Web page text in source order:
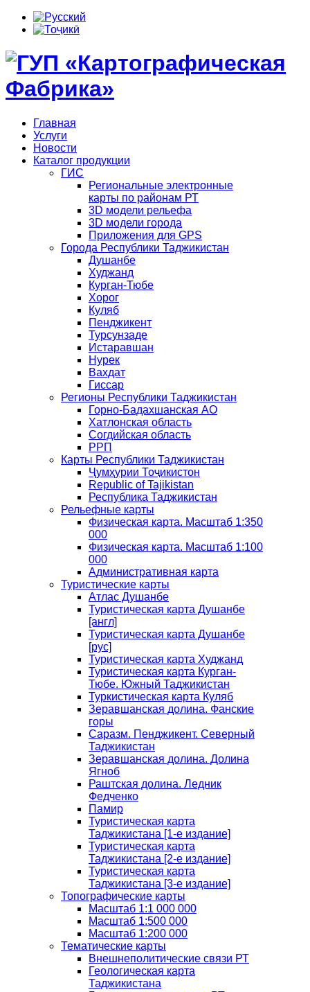
Главная
Услуги
Новости
Каталог продукции
ГИС
Региональные электронные
карты по районам РТ
3D модели рельефа
3D модели города
Приложения для GPS
Города Республики Таджикистан
Душанбе
Худжанд
Курган-Тюбе
Хорог
Куляб
Пенджикент
Турсунзаде
Истаравшан
Нурек
Вахдат
Гиссар
Регионы Республики Таджикистан
Горно-Бадахшанская АО
Хатлонская область
Согдийская область
РРП
Карты Республики Таджикистан
Ҷумҳурии Тоҷикистон
Republic of Tajikistan
Республика Таджикистан
Рельефные карты
Физическая карта. Масштаб 1:350
000
Физическая карта. Масштаб 1:100
000
Административная карта
Туристические карты
Атлас Душанбе
Туристическая карта Душанбе
[англ]
Туристическая карта Душанбе
[рус]
Туристическая карта Худжанд
Туристическая карта Курган-
Тюбе. Южный Таджикистан
Туркистическая карта Куляб
Зеравшанская долина. Фанские
горы
Саразм. Пенджикент. Северный
Таджикистан
Зеравшанская долина. Долина
Ягноб
Раштская долина. Ледник
Федченко
Памир
Туристическая карта
Таджикистана [1-е издание]
Туристическая карта
Таджикистана [2-е издание]
Туристическая карта
Таджикистана [3-е издание]
Топографические карты
Масштаб 1:1 000 000
Масштаб 1:500 000
Масштаб 1:200 000
Тематические карты
Внешнеполитические связи РТ
Геологическая карта
Таджикистана